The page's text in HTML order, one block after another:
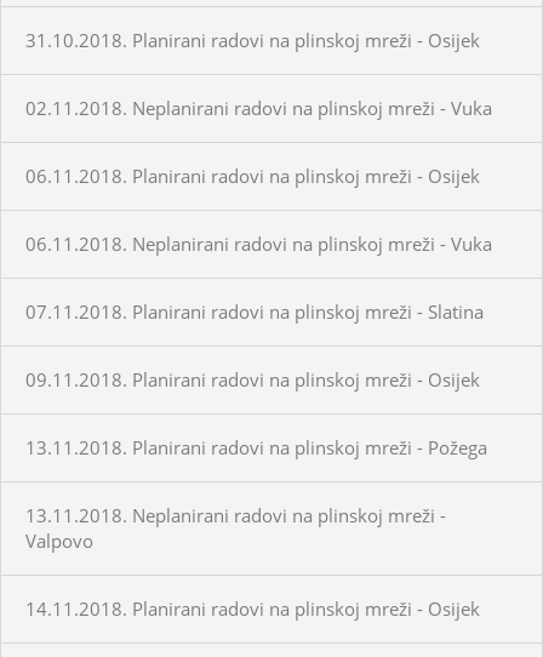
31.10.2018. Planirani radovi na plinskoj mreži - Osijek
02.11.2018. Neplanirani radovi na plinskoj mreži - Vuka
06.11.2018. Planirani radovi na plinskoj mreži - Osijek
06.11.2018. Neplanirani radovi na plinskoj mreži - Vuka
07.11.2018. Planirani radovi na plinskoj mreži - Slatina
09.11.2018. Planirani radovi na plinskoj mreži - Osijek
13.11.2018. Planirani radovi na plinskoj mreži - Požega
13.11.2018. Neplanirani radovi na plinskoj mreži -
Valpovo
14.11.2018. Planirani radovi na plinskoj mreži - Osijek